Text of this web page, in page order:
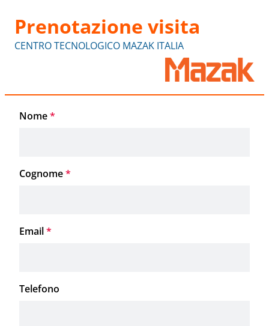
Prenotazione visita
CENTRO TECNOLOGICO MAZAK ITALIA
Nome*
Cognome*
Email*
Telefono